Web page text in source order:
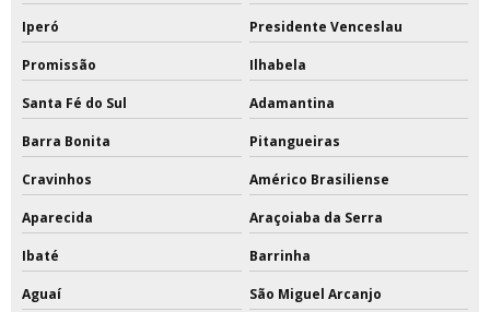
Iperó Presidente Venceslau
Promissão Ilhabela
Santa Fé do Sul Adamantina
Barra Bonita Pitangueiras
Cravinhos Américo Brasiliense
Aparecida Araçoiaba da Serra
Ibaté Barrinha
Aguaí São Miguel Arcanjo